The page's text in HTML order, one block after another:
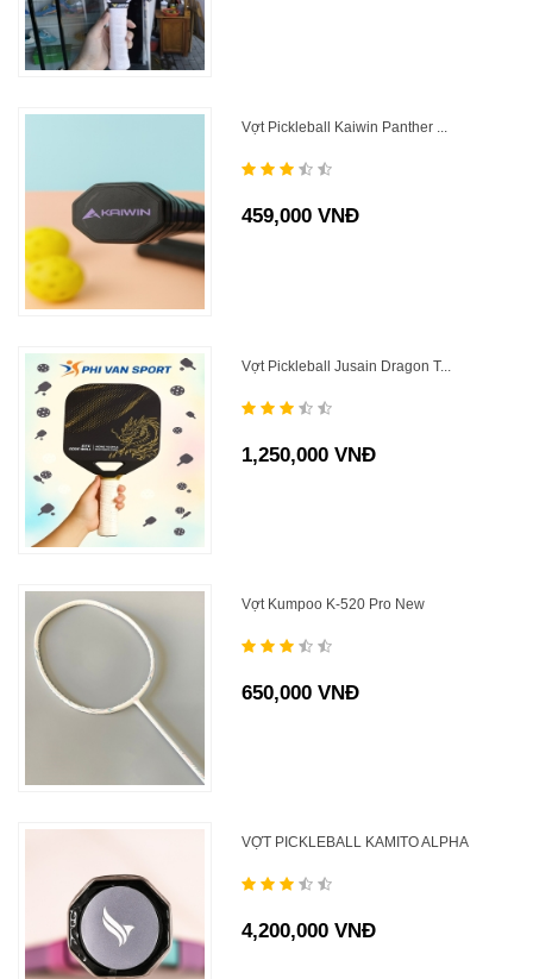
Vợt Pickleball Kaiwin Panther ...
459,000 VNĐ
Vợt Pickleball Jusain Dragon T...
1,250,000 VNĐ
Vợt Kumpoo K-520 Pro New
650,000 VNĐ
VỢT PICKLEBALL KAMITO ALPHA
4,200,000 VNĐ